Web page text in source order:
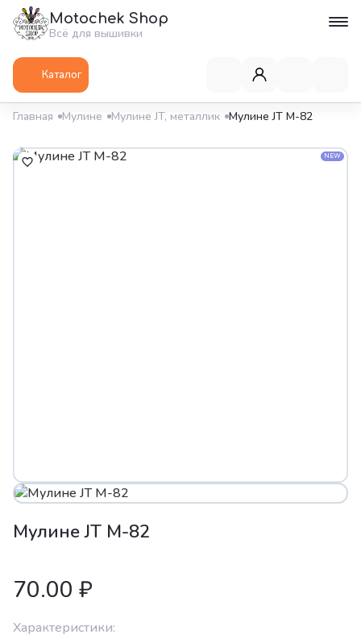
Motochek Shop
Всё для вышивки
Каталог
Главная Мулине Мулине JT, металлик Мулине JT М-82
NEW
Мулине JT М-82
70.00 ₽
Характеристики: